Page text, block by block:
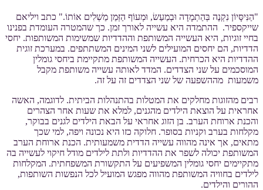
"הַנִּיסָּיוֹן נִקְנֶה בְּהַתְמָדָה וּבְמַעַשׂ, וּמְעוֹף הַזְּמַן מַשְׁלִים אוֹתוֹ." כתב ויליאם
שייקספיר. ההתמדה היא עשייה לאורך זמן. כך שהמטרה העומדת בפנינו
בחיי זוגיות, היא העשייה המשותפת וההדדיות שמשימות המשותפות. יחסי
הדדיות, הם יחסים המועילים לשני המינים המשתתפים. במערכת זוגית
ההדדיות היא הכרחית. העשייה המשותפת מתקיימת ביחסי גומלין
המוסכמים על שני הצדדים. המדד לאותה עשייה משותפת מקבל
משמעות מההשפעה של שני הצדדים זה על זה.
רבים מהזוגות מחלקים את המטלות בהתנהלות הביתית. לדוגמה, האשה
אחראית על הוצאת הילדים מהגנים, למלא את שעות אחר הצהרים
והכנת ארוחת הערב. בן הזוג אחראי על הבאת הילדים לגנים בבוקר,
מקלחות בערב וקניות בסופר. חלוקה כזו היא נכונה ויפה, למי שכך
מתאים, אך אינה מהווה עשייה הדדית משמעותית. הכנת ארוחת הערב
המשותפת יכולה לשפר את ההדדיות ולתת לילדים מודל חיקוי לעשייה בה
מתקיימים יחסי גומלין המשפיעים על התקשורת המשפחתית. המקלחות
לילדים בחוויה המשותפת מהווה מפגש המועיל לכל הנפשות השותפות,
ההורים והילדים.